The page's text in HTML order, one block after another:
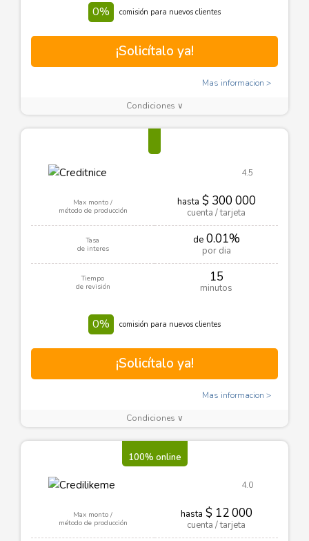
0% comisión para nuevos clientes
¡Solicítalo ya!
Mas informacion
Condiciones ∨
4.5
Max monto /
método de producción
hasta $ 300 000
cuenta / tarjeta
Tasa
de interes
de0.01%
por dia
Tiempo
de revisión
15
minutos
0% comisión para nuevos clientes
¡Solicítalo ya!
Mas informacion
Condiciones ∨
100% online
4.0
Max monto /
método de producción
hasta $ 12 000
cuenta / tarjeta